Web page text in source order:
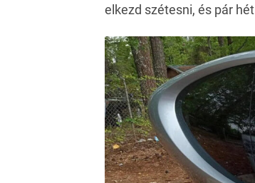
elkezd szétesni, és pár